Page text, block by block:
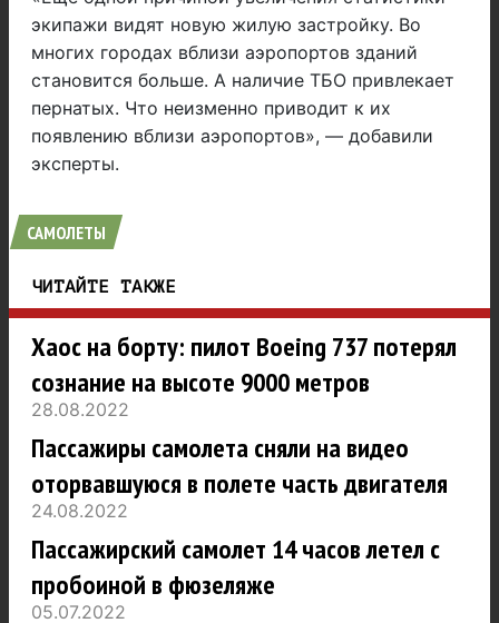
экипажи видят новую жилую застройку. Во
многих городах вблизи аэропортов зданий
становится больше. А наличие ТБО привлекает
пернатых. Что неизменно приводит к их
появлению вблизи аэропортов», — добавили
эксперты.
САМОЛЕТЫ
ЧИТАЙТЕ ТАКЖЕ
Хаос на борту: пилот Boeing 737 потерял
сознание на высоте 9000 метров
28.08.2022
Пассажиры самолета сняли на видео
оторвавшуюся в полете часть двигателя
24.08.2022
Пассажирский самолет 14 часов летел с
пробоиной в фюзеляже
05.07.2022